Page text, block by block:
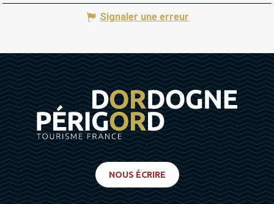
Signaler une erreur
NOUS ÉCRIRE